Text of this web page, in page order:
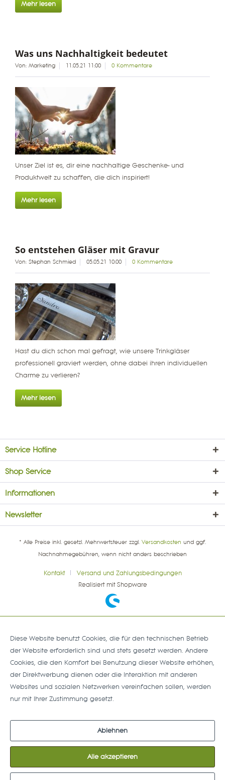
Mehr lesen
Was uns Nachhaltigkeit bedeutet
Von: Marketing 11.05.21 11:00 0 Kommentare
Unser Ziel ist es, dir eine nachhaltige Geschenke- und
Produktwelt zu schaffen, die dich inspiriert!
Mehr lesen
So entstehen Gläser mit Gravur
Von: Stephan Schmied 05.05.21 10:00 0 Kommentare
Hast du dich schon mal gefragt, wie unsere Trinkgläser
professionell graviert werden, ohne dabei ihren individuellen
Charme zu verlieren?
Mehr lesen
Service Hotline
Shop Service
Informationen
Newsletter
* Alle Preise inkl. gesetzl. Mehrwertsteuer zzgl. Versandkosten und ggf.
Nachnahmegebühren, wenn nicht anders beschrieben
Kontakt
Versand und Zahlungsbedingungen
Realisiert mit Shopware
Diese Website benutzt Cookies, die für den technischen Betrieb
der Website erforderlich sind und stets gesetzt werden. Andere
Cookies, die den Komfort bei Benutzung dieser Website erhöhen,
der Direktwerbung dienen oder die Interaktion mit anderen
Websites und sozialen Netzwerken vereinfachen sollen, werden
nur mit Ihrer Zustimmung gesetzt.
Ablehnen
Alle akzeptieren